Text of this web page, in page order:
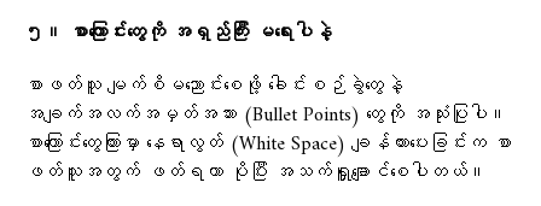
၅။ စာကြောင်းတွေကို အရှည်ကြီး မရေးပါနဲ့
စာဖတ်သူ မျက်စိမညောင်းစေဖို့ ခေါင်းစဉ်ခွဲတွေနဲ့
အချက်အလက်အမှတ်အသား (Bullet Points) တွေကို အသုံးပြုပါ။
စာကြောင်းတွေကြားမှာ နေရာလွတ် (White Space) ချန်ထားပေးခြင်းက စာ
ဖတ်သူအတွက် ဖတ်ရတာ ပိုပြီး အသက်ရှူချောင်စေပါတယ်။